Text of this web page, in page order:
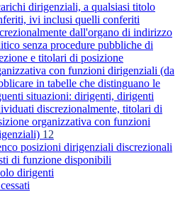
dirigenziali, a qualsiasi titolo
ivi inclusi quelli conferiti
dall'organo di indirizzo
senza procedure pubbliche di
e titolari di posizione
con funzioni dirigenziali (da
in tabelle che distinguano le
situazioni: dirigenti, dirigenti
discrezionalmente, titolari di
organizzativa con funzioni
12
posizioni dirigenziali discrezionali
di funzione disponibili
dirigenti